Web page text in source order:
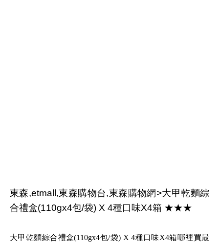
東森,etmall,東森購物台,東森購物網>大甲乾麵綜
合禮盒(110gx4包/袋) X 4種口味X4箱 ★★★
大甲乾麵綜合禮盒(110gx4包/袋) X 4種口味X4箱哪裡買最